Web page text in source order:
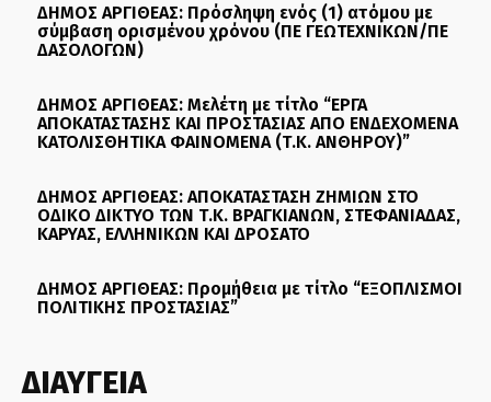
ΔΗΜΟΣ ΑΡΓΙΘΕΑΣ: Πρόσληψη ενός (1) ατόμου με
σύμβαση ορισμένου χρόνου (ΠΕ ΓΕΩΤΕΧΝΙΚΩΝ/ΠΕ
ΔΑΣΟΛΟΓΩΝ)
ΔΗΜΟΣ ΑΡΓΙΘΕΑΣ: Μελέτη με τίτλο “ΕΡΓΑ
ΑΠΟΚΑΤΑΣΤΑΣΗΣ ΚΑΙ ΠΡΟΣΤΑΣΙΑΣ ΑΠΟ ΕΝΔΕΧΟΜΕΝΑ
ΚΑΤΟΛΙΣΘΗΤΙΚΑ ΦΑΙΝΟΜΕΝΑ (Τ.Κ. ΑΝΘΗΡΟΥ)”
ΔΗΜΟΣ ΑΡΓΙΘΕΑΣ: ΑΠΟΚΑΤΑΣΤΑΣΗ ΖΗΜΙΩΝ ΣΤΟ
ΟΔΙΚΟ ΔΙΚΤΥΟ ΤΩΝ Τ.Κ. ΒΡΑΓΚΙΑΝΩΝ, ΣΤΕΦΑΝΙΑΔΑΣ,
ΚΑΡΥΑΣ, ΕΛΛΗΝΙΚΩΝ ΚΑΙ ΔΡΟΣΑΤΟ
ΔΗΜΟΣ ΑΡΓΙΘΕΑΣ: Προμήθεια με τίτλο “ΕΞΟΠΛΙΣΜΟΙ
ΠΟΛΙΤΙΚΗΣ ΠΡΟΣΤΑΣΙΑΣ”
ΔΙΑΥΓΕΙΑ